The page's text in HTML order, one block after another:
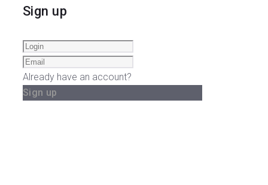
Sign up
Already have an account?
Sign up